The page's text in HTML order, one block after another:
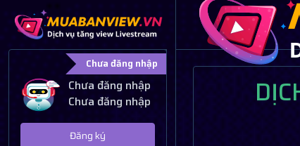
Chưa đăng nhập
Chưa đăng nhập
Chưa đăng nhập
Đăng ký